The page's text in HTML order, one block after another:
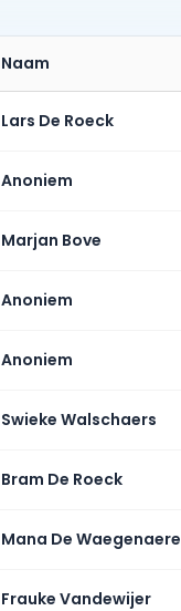
Naam
Lars De Roeck
Anoniem
Marjan Bove
Anoniem
Anoniem
Swieke Walschaers
Bram De Roeck
Mana De Waegenaere
Frauke Vandewijer